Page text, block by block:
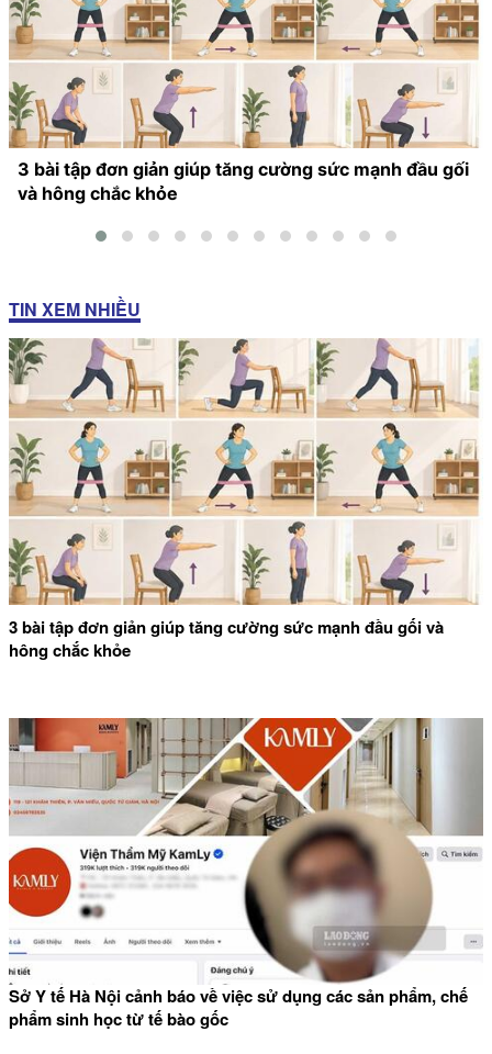
3 bài tập đơn giản giúp tăng cường sức mạnh đầu gối
và hông chắc khỏe
TIN XEM NHIỀU
3 bài tập đơn giản giúp tăng cường sức mạnh đầu gối và
hông chắc khỏe
Sở Y tế Hà Nội cảnh báo về việc sử dụng các sản phẩm, chế
phẩm sinh học từ tế bào gốc